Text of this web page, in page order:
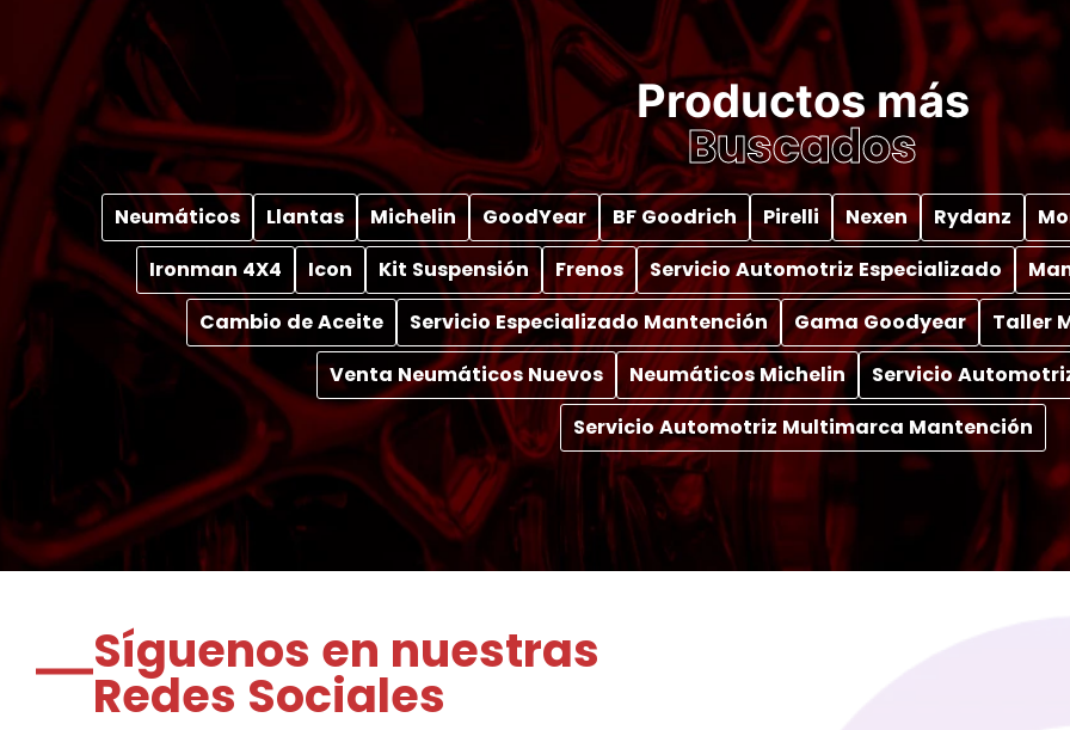
Productos más
Buscados
Neumáticos Llantas Michelin GoodYear BF Goodrich Pirelli Nexen Rydanz
Ironman 4X4
Icon Kit Suspensión Frenos Servicio Automotriz Especializado
Cambio de Aceite
Servicio Especializado Mantención Gama Goodyear
Taller
Venta Neumáticos Nuevos
Neumáticos Michelin
Servicio
Servicio Automotriz Multimarca Mantención
Síguenos en nuestras
Redes Sociales